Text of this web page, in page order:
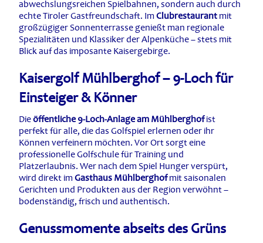
abwechslungsreichen Spielbahnen, sondern auch durch
echte Tiroler Gastfreundschaft. ImClubrestaurantmit
großzügiger Sonnenterrasse genießt man regionale
Spezialitäten und Klassiker der Alpenküche – stets mit
Blick auf das imposante Kaisergebirge.
Kaisergolf Mühlberghof – 9-Loch für
Einsteiger & Könner
Dieöffentliche 9-Loch-Anlage am Mühlberghofist
perfekt für alle, die das Golfspiel erlernen oder ihr
Können verfeinern möchten. Vor Ort sorgt eine
professionelle Golfschule für Training und
Platzerlaubnis. Wer nach dem Spiel Hunger verspürt,
wird direkt imGasthaus Mühlberghofmit saisonalen
Gerichten und Produkten aus der Region verwöhnt –
bodenständig, frisch und authentisch.
Genussmomente abseits des Grüns